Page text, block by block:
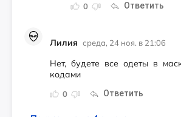
0 Ответить
Лилия среда, 24 ноя. в 21:06
0 Ответить
Нет, будете все одеты в
кодами